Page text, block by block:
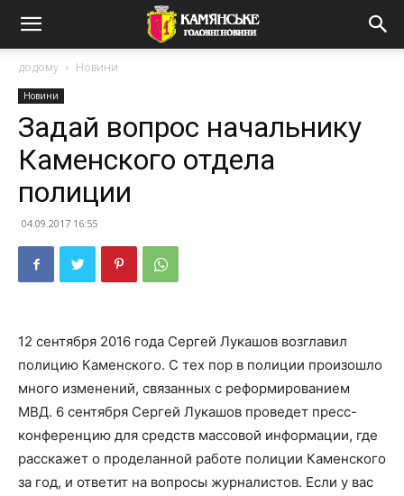
додому Новини
Новини
Задай вопрос начальнику
Каменского отдела
полиции
04.09.2017 16:55
12 сентября 2016 года Сергей Лукашов возглавил
полицию Каменского. С тех пор в полиции произошло
много изменений, связанных с реформированием
МВД. 6 сентября Сергей Лукашов проведет пресс-
конференцию для средств массовой информации, где
расскажет о проделанной работе полиции Каменского
за год, и ответит на вопросы журналистов. Если у вас